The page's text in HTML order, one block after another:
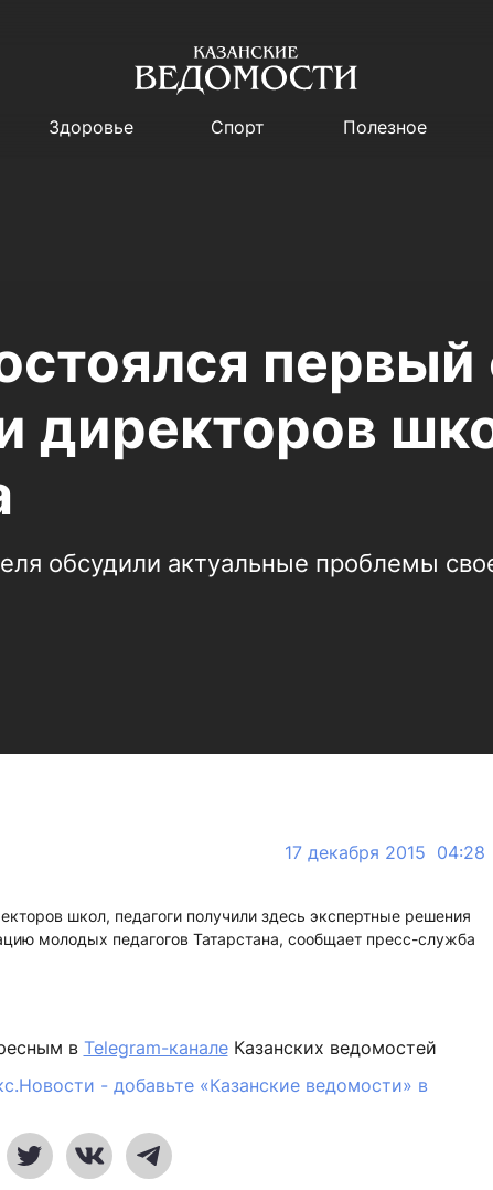
Здоровье Спорт Полезное
директоров
обсудили актуальные проблемы
17 декабря 2015 04:28
школ, педагоги получили здесь экспертные решения
молодых педагогов Татарстана, сообщает пресс-служба
в Telegram-каналеКазанских ведомостей
- добавьте «Казанские ведомости» в